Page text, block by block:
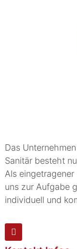
Das
Sanitär besteht
Als
uns zur Aufgabe
individuell und